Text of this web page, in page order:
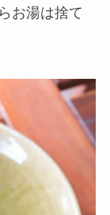
お湯は捨て